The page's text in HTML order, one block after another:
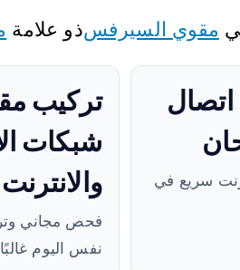
مقوي السيرفسذو علامة
سريع في
تركيب
شبكات
والانترنت
فحص مجاني
نفس اليوم